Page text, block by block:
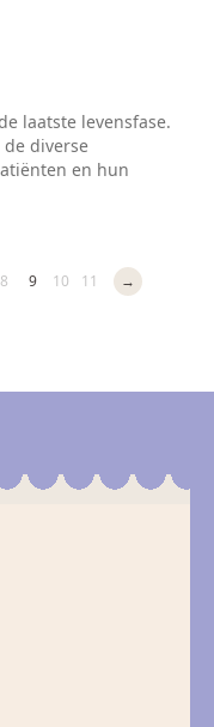
laatste levensfase.
diverse
en hun
bevordert.
8 9 10 11 →